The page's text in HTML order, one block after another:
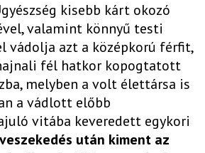
kisebb kárt okozó
valamint könnyű testi
vádolja azt a középkorú férfit,
fél hatkor kopogtatott
melyben a volt élettársa is
a vádlott előbb
vitába keveredett egykori
után kiment az